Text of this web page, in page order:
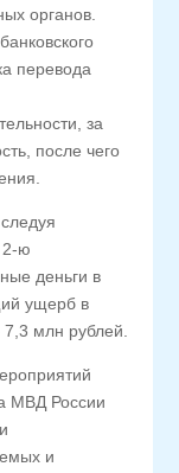
органов.
перевода
за
после чего
2-ю
деньги в
ущерб в
млн рублей.
МВД России
и